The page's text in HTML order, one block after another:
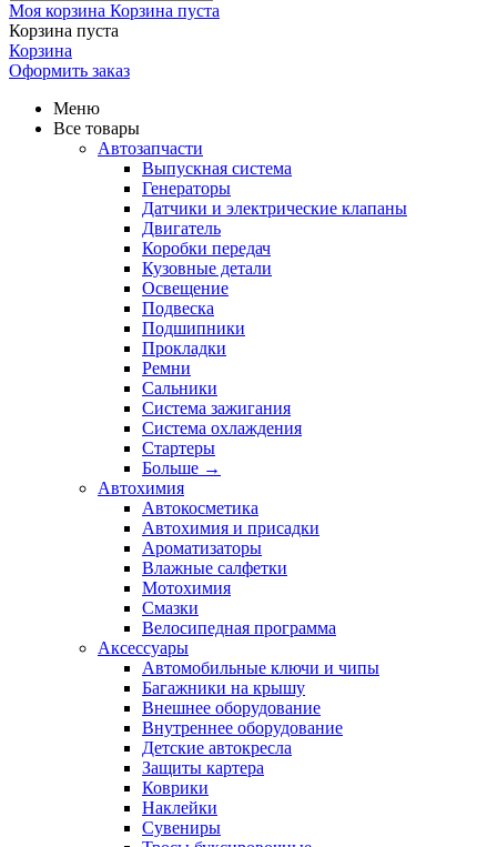
Моя корзина Корзина пуста
Корзина пуста
Корзина
Оформить заказ
Меню
Все товары
Автозапчасти
Выпускная система
Генераторы
Датчики и электрические клапаны
Двигатель
Коробки передач
Кузовные детали
Освещение
Подвеска
Подшипники
Прокладки
Ремни
Сальники
Система зажигания
Система охлаждения
Стартеры
Больше →
Автохимия
Автокосметика
Автохимия и присадки
Ароматизаторы
Влажные салфетки
Мотохимия
Смазки
Велосипедная программа
Аксессуары
Автомобильные ключи и чипы
Багажники на крышу
Внешнее оборудование
Внутреннее оборудование
Детские автокресла
Защиты картера
Коврики
Наклейки
Сувениры